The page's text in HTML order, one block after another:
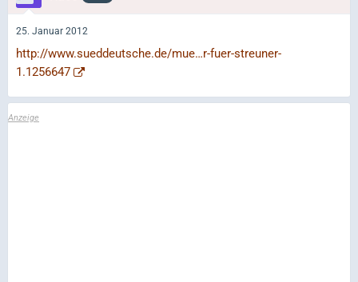
25. Januar 2012
http://www.sueddeutsche.de/mue…r-fuer-streuner-
1.1256647